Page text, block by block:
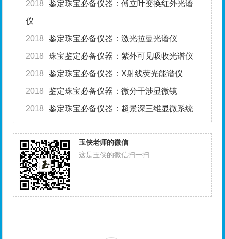
2018 鉴定珠宝必备仪器：傅立叶变换红外光谱
仪
2018 鉴定珠宝必备仪器：激光拉曼光谱仪
2018 珠宝鉴定必备仪器：紫外可见吸收光谱仪
2018 鉴定珠宝必备仪器：X射线荧光能谱仪
2018 鉴定珠宝必备仪器：微分干涉显微镜
2018 鉴定珠宝必备仪器：超景深三维显微系统
玉侠老师的微信
这是玉侠的微信扫一扫